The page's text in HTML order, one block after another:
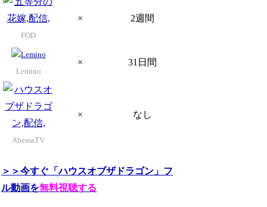
FOD
× 2週間
Lemino
× 31日間
AbemaTV
× なし
＞＞今すぐ「ハウスオブザドラゴン」フ
ル動画を無料視聴する